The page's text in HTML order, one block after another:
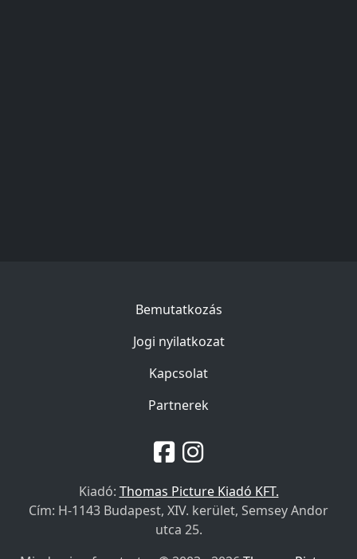
Bemutatkozás
Jogi nyilatkozat
Kapcsolat
Partnerek
Kiadó: Thomas Picture Kiadó KFT.
Cím: H-1143 Budapest, XIV. kerület, Semsey Andor
utca 25.